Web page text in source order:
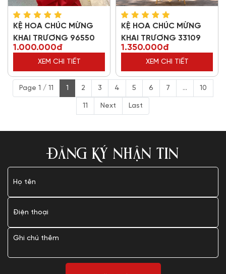
KỆ HOA CHÚC MỪNG
KHAI TRƯƠNG 96550
1.000.000đ
XEM CHI TIẾT
KỆ HOA CHÚC MỪNG
KHAI TRƯƠNG 33109
1.350.000đ
XEM CHI TIẾT
Page 1 / 11 1 2 3 4 5 6 7 ... 10
11 Next Last
ĐĂNG KÝ NHẬN TIN